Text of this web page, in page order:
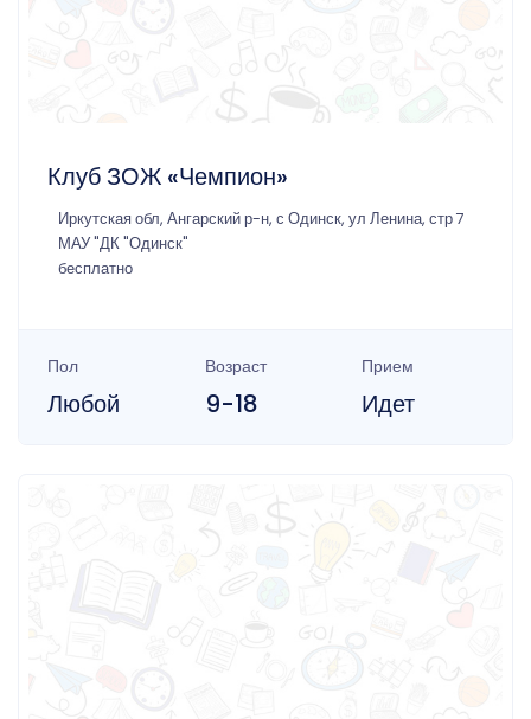
Клуб ЗОЖ «Чемпион»
Иркутская обл, Ангарский р-н, с Одинск, ул Ленина, стр 7
МАУ "ДК "Одинск"
бесплатно
Пол
Любой
Возраст
9-18
Прием
Идет